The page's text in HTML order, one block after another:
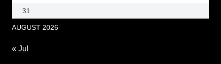
AUGUST 2026
31
« Jul